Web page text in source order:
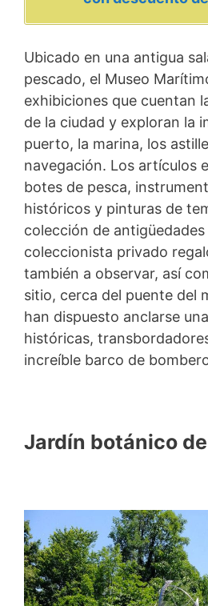
Ubicado en una antigua
pescado, el Museo
exhibiciones que cuentan
de la ciudad y exploran la
puerto, la marina, los
navegación. Los artículos
botes de pesca,
históricos y pinturas de
colección de antigüedades
coleccionista privado
también a observar, así
sitio, cerca del puente del
han dispuesto anclarse
históricas,
increíble barco de
Jardín botánico